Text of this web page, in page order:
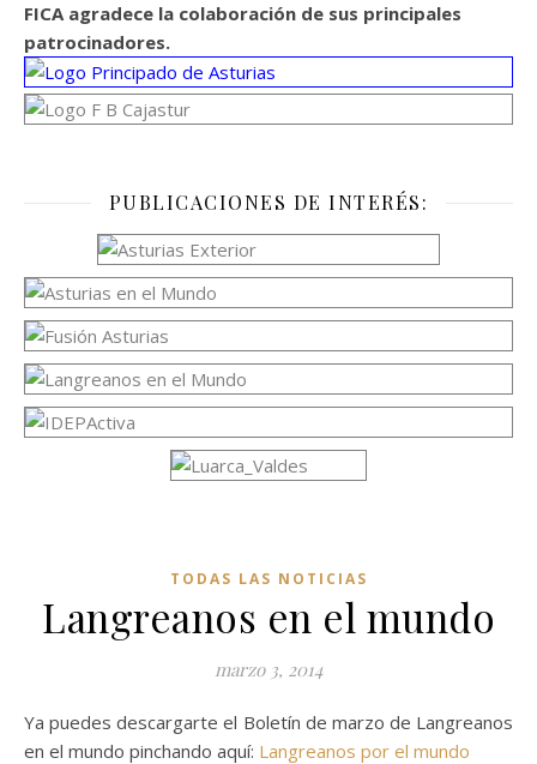
FICA agradece la colaboración de sus principales
patrocinadores.
PUBLICACIONES DE INTERÉS:
TODAS LAS NOTICIAS
Langreanos en el mundo
marzo 3, 2014
Ya puedes descargarte el Boletín de marzo de Langreanos
en el mundo pinchando aquí: Langreanos por el mundo